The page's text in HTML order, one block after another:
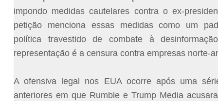
impondo medidas cautelares contra o ex-
petição menciona essas medidas como um
política travestido de combate à
representação é a censura contra empresas norte-
A ofensiva legal nos EUA ocorre após uma
anteriores em que Rumble e Trump Media